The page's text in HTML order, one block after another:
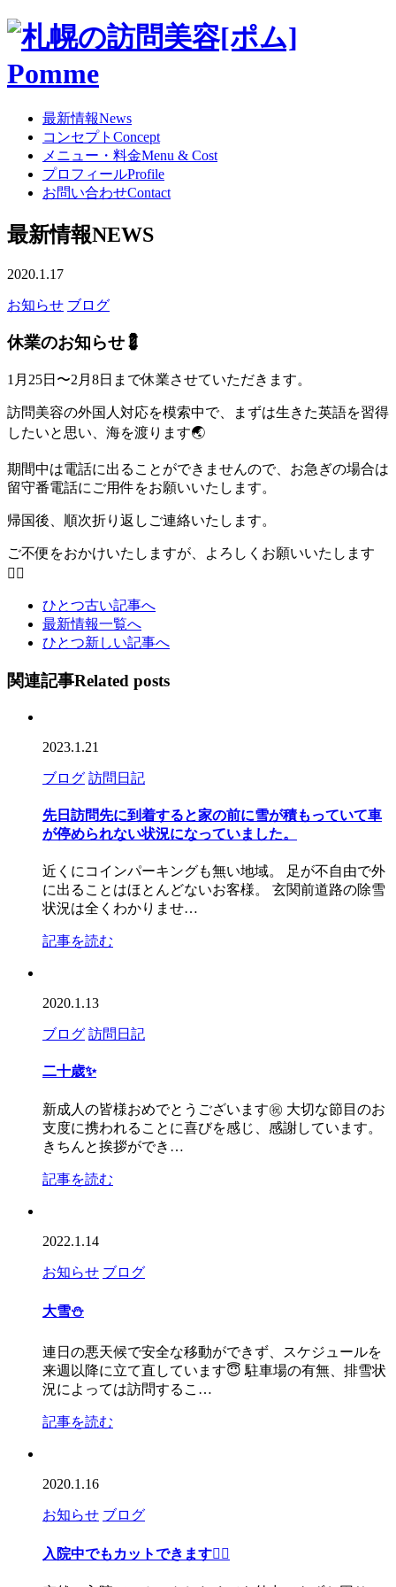
最新情報News
コンセプト Concept
メニュー・料金Menu & Cost
プロフィールProfile
お問い合わせContact
最新情報NEWS
2020.1.17
お知らせ ブログ
休業のお知らせ💈
1月25日〜2月8日まで休業させていただきます。
訪問美容の外国人対応を模索中で、まずは生きた英語を習得
したいと思い、海を渡ります🌏
期間中は電話に出ることができませんので、お急ぎの場合は
留守番電話にご用件をお願いいたします。
帰国後、順次折り返しご連絡いたします。
ご不便をおかけいたしますが、よろしくお願いいたします
🙇‍♀️
ひとつ古い記事へ
最新情報一覧へ
ひとつ新しい記事へ
関連記事Related posts
2023.1.21
ブログ 訪問日記
先日訪問先に到着すると家の前に雪が積もっていて車
が停められない状況になっていました。
近くにコインパーキングも無い地域。 足が不自由で外
に出ることはほとんどないお客様。 玄関前道路の除雪
状況は全くわかりませ…
記事を読む
2020.1.13
ブログ 訪問日記
二十歳✨
新成人の皆様おめでとうございます㊗️ 大切な節目のお
支度に携われることに喜びを感じ、感謝しています。
きちんと挨拶ができ…
記事を読む
2022.1.14
お知らせ ブログ
大雪⛄️
連日の悪天候で安全な移動ができず、スケジュールを
来週以降に立て直しています😇 駐車場の有無、排雪状
況によっては訪問するこ…
記事を読む
2020.1.16
お知らせ ブログ
入院中でもカットできます💇‍♀️